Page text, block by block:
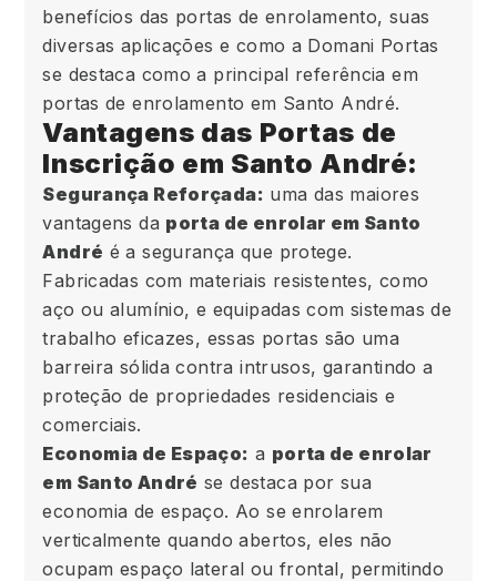
benefícios das portas de enrolamento, suas
diversas aplicações e como a Domani Portas
se destaca como a principal referência em
portas de enrolamento em Santo André.
Vantagens das Portas de
Inscrição em Santo André:
Segurança Reforçada: uma das maiores
vantagens da porta de enrolar em Santo
André é a segurança que protege.
Fabricadas com materiais resistentes, como
aço ou alumínio, e equipadas com sistemas de
trabalho eficazes, essas portas são uma
barreira sólida contra intrusos, garantindo a
proteção de propriedades residenciais e
comerciais.
Economia de Espaço: a porta de enrolar
em Santo André se destaca por sua
economia de espaço. Ao se enrolarem
verticalmente quando abertos, eles não
ocupam espaço lateral ou frontal, permitindo